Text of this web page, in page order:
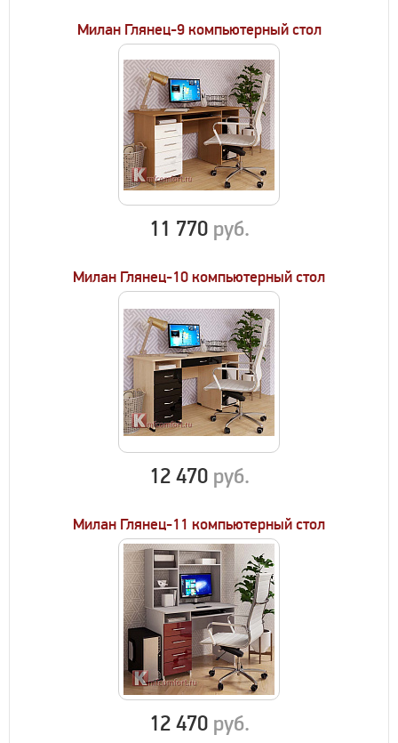
Милан Глянец-9 компьютерный стол
11 770 руб.
Милан Глянец-10 компьютерный стол
12 470 руб.
Милан Глянец-11 компьютерный стол
12 470 руб.